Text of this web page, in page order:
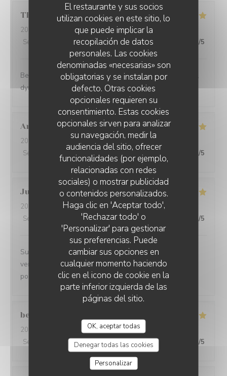
El restaurante y sus socios
utilizan cookies en este sitio, lo
que puede implicar la
recopilación de datos
personales. Las cookies
denominadas «necesarias» son
obligatorias y se instalan por
defecto. Otras cookies
opcionales requieren su
consentimiento. Estas cookies
opcionales sirven para analizar
su navegación, medir la
audiencia del sitio, ofrecer
funcionalidades (por ejemplo,
relacionadas con redes
sociales) o mostrar publicidad
o contenidos personalizados.
Haga clic en 'Aceptar todo',
'Rechazar todo' o
'Personalizar' para gestionar
sus preferencias. Puede
cambiar sus opciones en
cualquier momento haciendo
clic en el icono de cookie en la
parte inferior izquierda de las
páginas del sitio.
OK, aceptar todas
Denegar todas las cookies
Personalizar
THERESE R
2026-08-02
- 20:00 - Invitados 3
Servicio
Ambiente: 5/5 Menú: 5/5 Calidad / Precio /5
Bel emplacement pour ce restaurant L'équipe est jeune,
dynamique et efficace
Anais
2026-08-07
- 20:00 - Invitados 2
Servicio
/5 Ambiente: 5 Menú 5 Calidad / Precio /5
Julien
2026-08-07
- 12:00 - Invitados 2
Servicio
Ambiente: 5/5 Menú:5/5 Calidad / Precio /5
Superbe vue mer, superbe cuisine et super service. Ne
venez pas trop quand même, il n’y aura plus de place
pour nous!
bernadette
2026-08-05
- 12:30 - Invitados 3
Servicio
Ambiente:4/5 Menú:5/5 Calidad / Precio /5